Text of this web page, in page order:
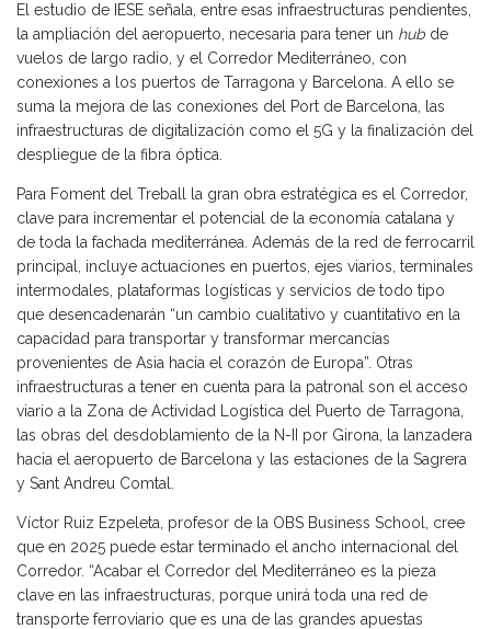
El estudio de IESE señala, entre esas infraestructuras pendientes,
la ampliación del aeropuerto, necesaria para tener un hub de
vuelos de largo radio, y el Corredor Mediterráneo, con
conexiones a los puertos de Tarragona y Barcelona. A ello se
suma la mejora de las conexiones del Port de Barcelona, las
infraestructuras de digitalización como el 5G y la finalización del
despliegue de la fibra óptica.
Para Foment del Treball la gran obra estratégica es el Corredor,
clave para incrementar el potencial de la economía catalana y
de toda la fachada mediterránea. Además de la red de ferrocarril
principal, incluye actuaciones en puertos, ejes viarios, terminales
intermodales, plataformas logísticas y servicios de todo tipo
que desencadenarán “un cambio cualitativo y cuantitativo en la
capacidad para transportar y transformar mercancías
provenientes de Asia hacia el corazón de Europa”. Otras
infraestructuras a tener en cuenta para la patronal son el acceso
viario a la Zona de Actividad Logística del Puerto de Tarragona,
las obras del desdoblamiento de la N-II por Girona, la lanzadera
hacia el aeropuerto de Barcelona y las estaciones de la Sagrera
y Sant Andreu Comtal.
Víctor Ruiz Ezpeleta, profesor de la OBS Business School, cree
que en 2025 puede estar terminado el ancho internacional del
Corredor. “Acabar el Corredor del Mediterráneo es la pieza
clave en las infraestructuras, porque unirá toda una red de
transporte ferroviario que es una de las grandes apuestas